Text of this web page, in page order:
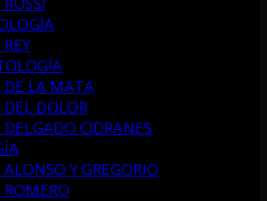
REY
DE LA MATA
DOLOR
DELGADO CIDRANES
ALONSO Y GREGORIO
ROMERO